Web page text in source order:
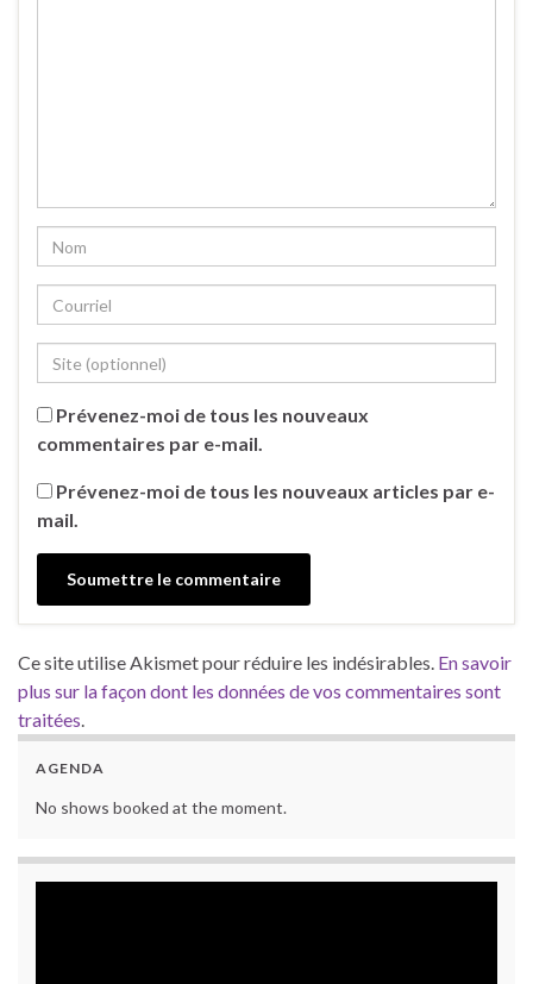
Prévenez-moi de tous les nouveaux
commentaires par e-mail.
Prévenez-moi de tous les nouveaux articles par e-
mail.
Ce site utilise Akismet pour réduire les indésirables. En savoir
plus sur la façon dont les données de vos commentaires sont
traitées.
AGENDA
No shows booked at the moment.